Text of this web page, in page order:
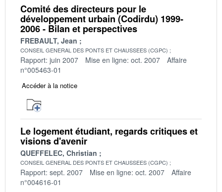
Comité des directeurs pour le
développement urbain (Codirdu) 1999-
2006 - Bilan et perspectives
FREBAULT, Jean
CONSEIL GENERAL DES PONTS ET CHAUSSEES (CGPC)
Rapport: juin 2007 Mise en ligne: oct. 2007
Affaire
n°005463-01
Accéder à la notice
Le logement étudiant, regards critiques et
visions d'avenir
QUEFFELEC, Christian
CONSEIL GENERAL DES PONTS ET CHAUSSEES (CGPC)
Rapport: sept. 2007 Mise en ligne: oct. 2007
Affaire
n°004616-01